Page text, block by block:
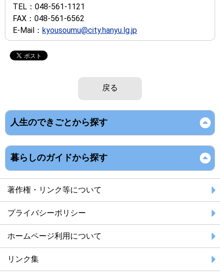
TEL： 048-561-1121
FAX： 048-561-6562
E-Mail： kyousoumu@city.hanyu.lg.jp
戻る
人生のできごとから探す
暮らしのガイドから探す
著作権・リンク等について
プライバシーポリシー
ホームページ利用について
リンク集